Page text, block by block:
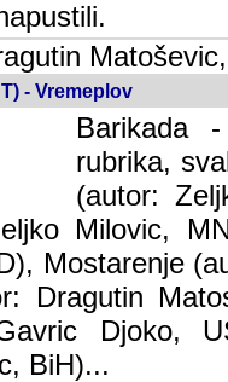
- Vremeplov
Barikada
rubrika,
(autor:
Milovic,
Mostarenje
Dragutin
Djoko,
BiH)...